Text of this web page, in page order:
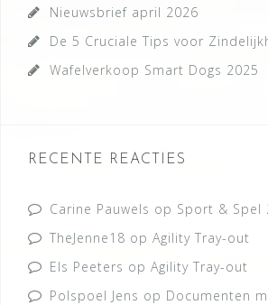
Nieuwsbrief april 2026
De 5 Cruciale Tips voor
Wafelverkoop Smart Dogs 2025
RECENTE REACTIES
Carine Pauwels op Sport & Spel
TheJenne18 op Agility Tray-out
Els Peeters op Agility Tray-out
Polspoel Jens op Documenten